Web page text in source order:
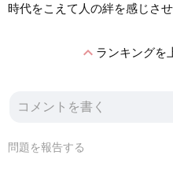
時代をこえて人の絆を感じさ
expand_lessランキングを
問題を報告する